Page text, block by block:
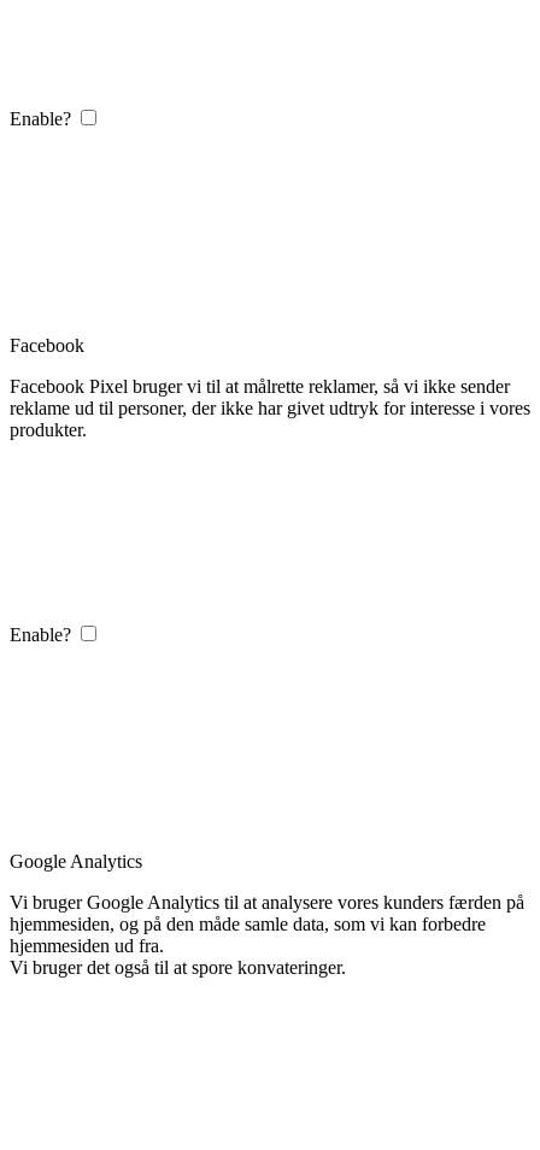
Enable?
Facebook
Facebook Pixel bruger vi til at målrette reklamer, så vi ikke sender
reklame ud til personer, der ikke har givet udtryk for interesse i vores
produkter.
Enable?
Google Analytics
Vi bruger Google Analytics til at analysere vores kunders færden på
hjemmesiden, og på den måde samle data, som vi kan forbedre
hjemmesiden ud fra.
Vi bruger det også til at spore konvateringer.